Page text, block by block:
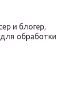
и блогер,
обработки